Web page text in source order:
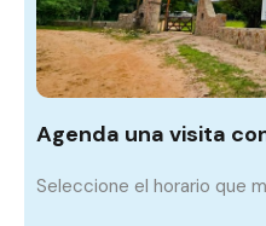
Agenda una visita
Seleccione el horario que